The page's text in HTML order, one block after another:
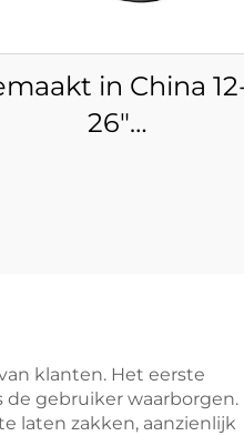
in China
26"
klanten. Het eerste
de gebruiker waarborgen.
laten zakken, aanzienlijk